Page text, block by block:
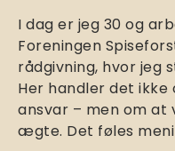
I dag er jeg 30 og
Foreningen
rådgivning, hvor jeg
Her handler det
ansvar – men om
ægte. Det føles